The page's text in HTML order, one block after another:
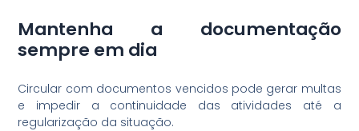
Mantenha a documentação
sempre em dia
Circular com documentos vencidos pode gerar multas
e impedir a continuidade das atividades até a
regularização da situação.